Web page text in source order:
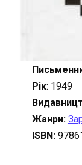
Рік: 1949
Жанри:
ISBN: